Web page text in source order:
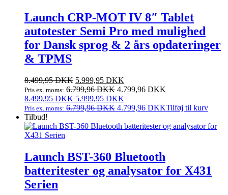
Launch CRP-MOT IV 8″ Tablet
autotester Semi Pro med mulighed
for Dansk sprog & 2 års opdateringer
& TPMS
8.499,95DKK Den
oprindelige
pris
var:
5.999,95 DKK
aktuelle
er:
Pris ex. moms: 6.799,96DKK 4.799,96 DKK
8.499,95DKK Den
oprindelige
var:
5.999,95 DKK
aktuelle
er:
Pris ex. moms: 6.799,96DKK 4.799,96 DKKTilføj til kurv
Tilbud!
Launch BST-360 Bluetooth
batteritester og analysator for X431
Serien